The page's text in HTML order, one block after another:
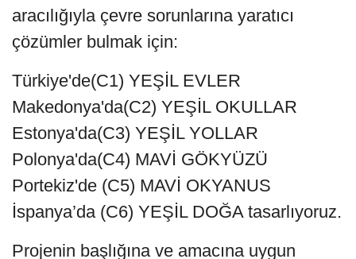
aracılığıyla çevre sorunlarına yaratıcı
çözümler bulmak için:
Türkiye'de(C1) YEŞİL EVLER
Makedonya'da(C2) YEŞİL OKULLAR
Estonya'da(C3) YEŞİL YOLLAR
Polonya'da(C4) MAVİ GÖKYÜZÜ
Portekiz'de (C5) MAVİ OKYANUS
İspanya’da (C6) YEŞİL DOĞA tasarlıyoruz.
Projenin başlığına ve amacına uygun